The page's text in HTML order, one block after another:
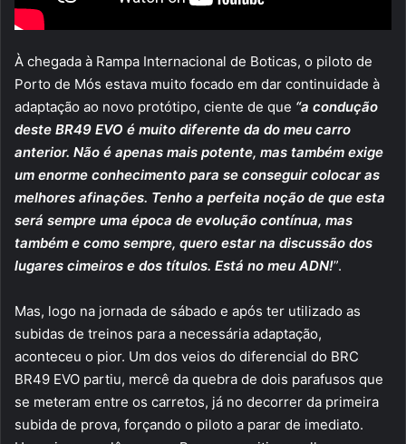
À chegada à Rampa Internacional de Boticas, o piloto de
Porto de Mós estava muito focado em dar continuidade à
adaptação ao novo protótipo, ciente de que “a condução
deste BR49 EVO é muito diferente da do meu carro
anterior. Não é apenas mais potente, mas também exige
um enorme conhecimento para se conseguir colocar as
melhores afinações. Tenho a perfeita noção de que esta
será sempre uma época de evolução contínua, mas
também e como sempre, quero estar na discussão dos
lugares cimeiros e dos títulos. Está no meu ADN!”.
Mas, logo na jornada de sábado e após ter utilizado as
subidas de treinos para a necessária adaptação,
aconteceu o pior. Um dos veios do diferencial do BRC
BR49 EVO partiu, mercê da quebra de dois parafusos que
se meteram entre os carretos, já no decorrer da primeira
subida de prova, forçando o piloto a parar de imediato.